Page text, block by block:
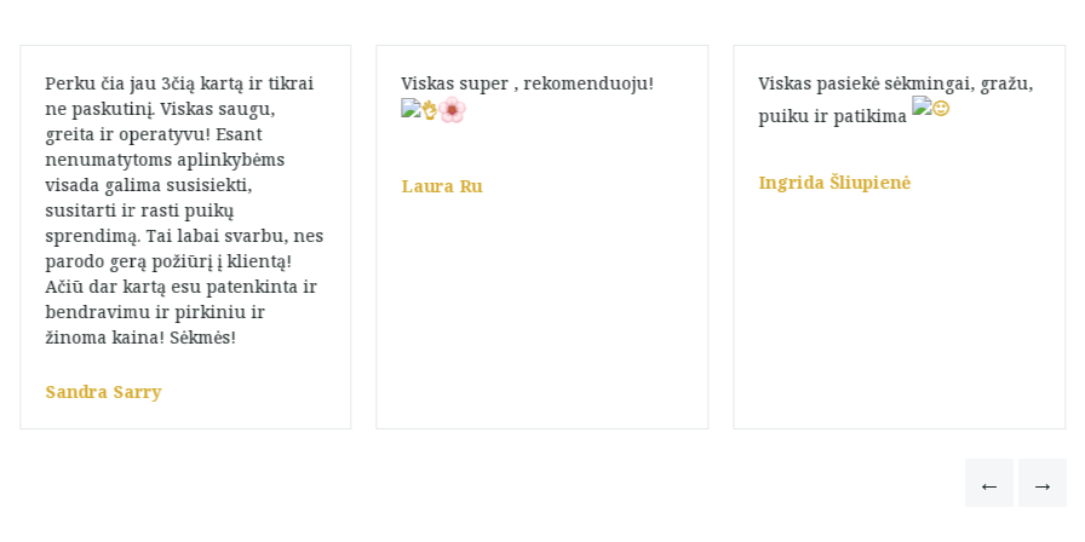
Perku čia jau 3čią kartą ir tikrai
ne paskutinį. Viskas saugu,
greita ir operatyvu! Esant
nenumatytoms aplinkybėms
visada galima susisiekti,
susitarti ir rasti puikų
sprendimą. Tai labai svarbu, nes
parodo gerą požiūrį į klientą!
Ačiū dar kartą esu patenkinta ir
bendravimu ir pirkiniu ir
žinoma kaina! Sėkmės!
Sandra Sarry
Viskas super , rekomenduoju!
Laura Ru
Viskas pasiekė sėkmingai, gražu,
puiku ir patikima
Ingrida Šliupienė